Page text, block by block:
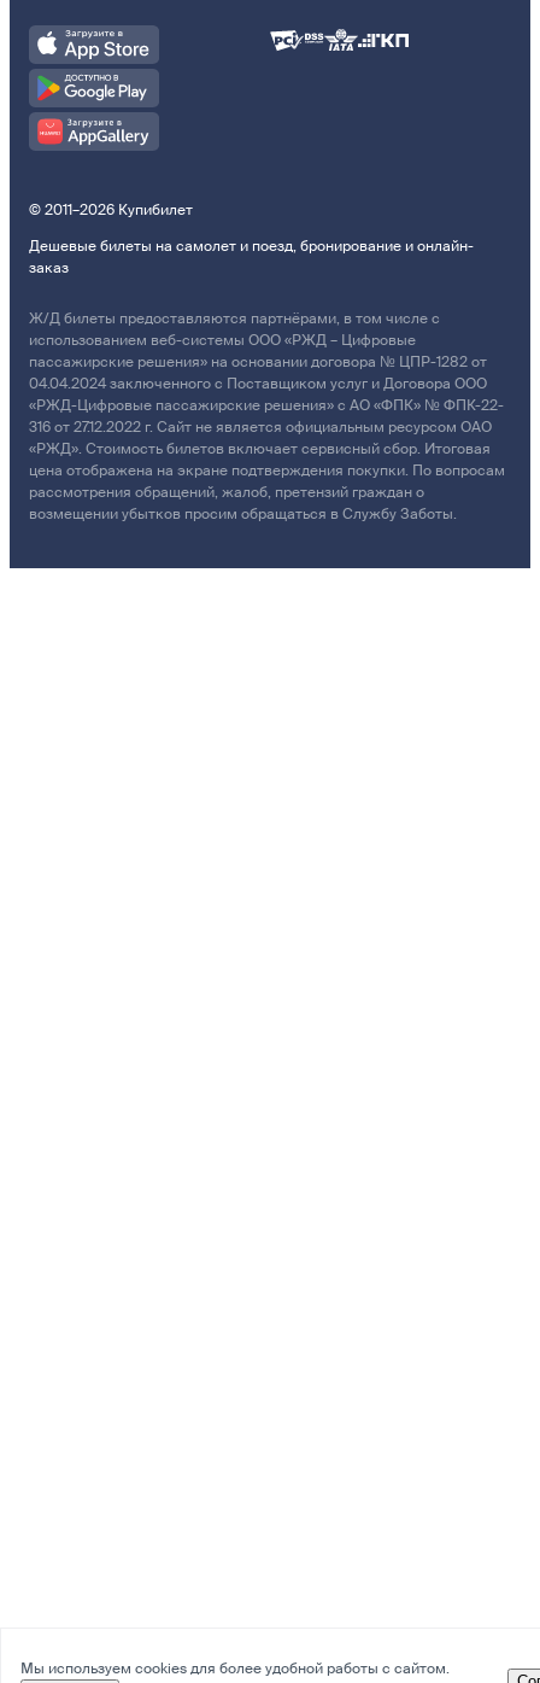
© 2011–2026 Купибилет
Дешевые билеты на самолет и поезд, бронирование и онлайн-
заказ
Ж/Д билеты предоставляются партнёрами, в том числе с
использованием веб-системы ООО «РЖД – Цифровые
пассажирские решения» на основании договора № ЦПР-1282 от
04.04.2024 заключенного с Поставщиком услуг и Договора ООО
«РЖД-Цифровые пассажирские решения» с АО «ФПК» № ФПК-22-
316 от 27.12.2022 г. Сайт не является официальным ресурсом ОАО
«РЖД». Стоимость билетов включает сервисный сбор. Итоговая
цена отображена на экране подтверждения покупки. По вопросам
рассмотрения обращений, жалоб, претензий граждан о
возмещении убытков просим обращаться в Службу Заботы.
Мы используем cookies для более удобной работы с сайтом.